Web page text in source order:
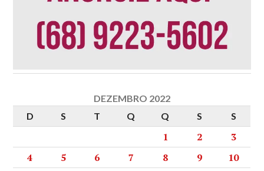
DEZEMBRO 2022
D
S T Q Q S S
1 2
3
4
5 6 7 8 9
10